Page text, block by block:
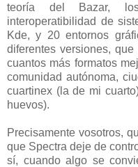
teoría del Bazar,
interoperatibilidad de
Kde, y 20 entornos
diferentes versiones,
cuantos más formatos
comunidad autónoma,
cuartinex (la de mi
huevos).
Precisamente vosotros,
que Spectra deje de
sí, cuando algo se